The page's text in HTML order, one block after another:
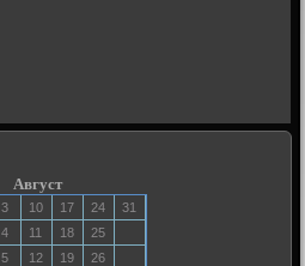
Август
3 10 17 24
31
4 11 18
25
5 12 19
26